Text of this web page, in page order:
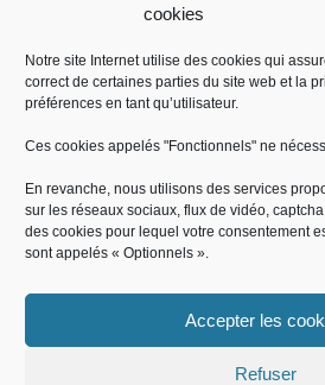
cookies
Notre site Internet utilise des cookies qui
correct de certaines parties du site web et la
préférences en tant qu’utilisateur.
Ces cookies appelés "Fonctionnels" ne
En revanche, nous utilisons des services
sur les réseaux sociaux, flux de vidéo,
des cookies pour lequel votre consentement
sont appelés « Optionnels ».
Accepter les
Refuser
Politique de cookies (UE)
RÉGION SUD
Mentions légales